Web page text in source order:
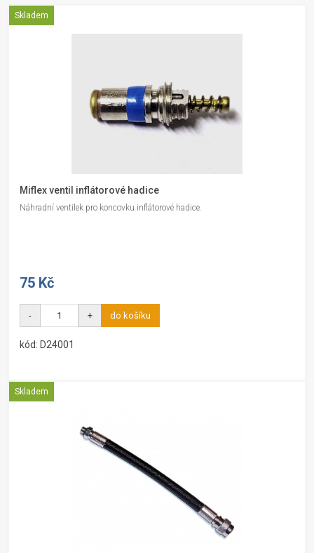
Skladem
Miflex ventil inflátorové hadice
Náhradní ventilek pro koncovku inflátorové hadice.
75 Kč
- + do košíku
kód: D24001
Skladem